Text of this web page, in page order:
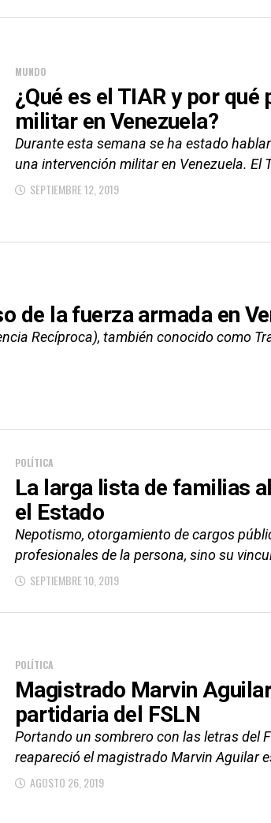
MUNDO
¿Qué es el TIAR y por
militar en Venezuela?
Durante esta semana se ha estado
una intervención militar en Venezuela. El
SEPTIEMBRE 12, 2019
de la fuerza armada en
Recíproca), también conocido como
POLÍTICA
La larga lista de familias
el Estado
Nepotismo, otorgamiento de cargos
profesionales de la persona, sino su
SEPTIEMBRE 10, 2019
POLÍTICA
Magistrado Marvin
partidaria del FSLN
Portando un sombrero con las letras del
reapareció el magistrado Marvin Aguilar
AGOSTO 26, 2019